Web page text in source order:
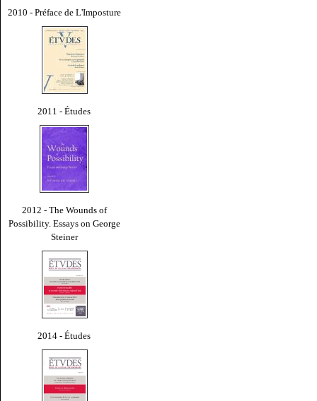
2010 - Préface de L'Imposture
2011 - Études
2012 - The Wounds of
Possibility. Essays on George
Steiner
2014 - Études